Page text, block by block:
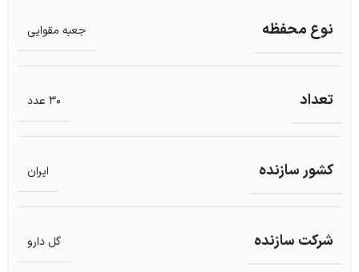
نوع محفظه جعبه مقوایی
تعداد 30 عدد
کشور سازنده ایران
شرکت سازنده گل دارو